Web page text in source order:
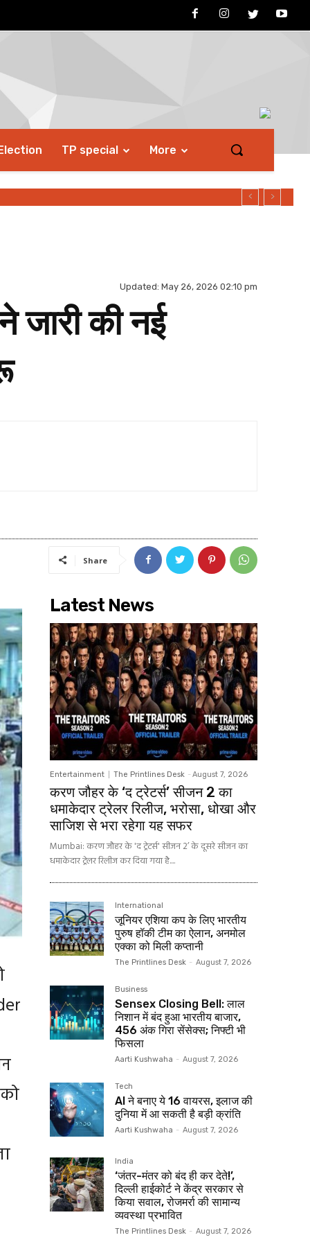
TP special More
Updated: May 26, 2026 02:10 pm
जारी की नई
Share
Latest News
Entertainment The Printlines Desk - August 7, 2026
करण जौहर के ‘द ट्रेटर्स’ सीजन 2 का
धमाकेदार ट्रेलर रिलीज, भरोसा, धोखा और
साजिश से भरा रहेगा यह सफर
Mumbai: करण जौहर के 'द ट्रेटर्स' सीजन 2’ के दूसरे सीजन का
धमाकेदार ट्रेलर रिलीज कर दिया गया है....
International
जूनियर एशिया कप के लिए भारतीय
पुरुष हॉकी टीम का ऐलान, अनमोल
एक्का को मिली कप्तानी
The Printlines Desk - August 7, 2026
Business
Sensex Closing Bell: लाल
निशान में बंद हुआ भारतीय बाजार,
456 अंक गिरा सेंसेक्स; निफ्टी भी
फिसला
Aarti Kushwaha - August 7, 2026
Tech
AI ने बनाए ये 16 वायरस, इलाज की
दुनिया में आ सकती है बड़ी क्रांति
Aarti Kushwaha - August 7, 2026
India
‘जंतर-मंतर को बंद ही कर देते!’,
दिल्‍ली हाईकोर्ट ने केंद्र सरकार से
किया सवाल, रोजमर्रा की सामान्य
व्यवस्था प्रभावित
The Printlines Desk - August 7, 2026